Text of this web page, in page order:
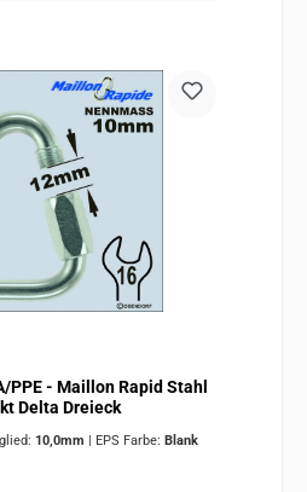
PPE - Maillon Rapid Stahl
Delta Dreieck
10,0mm | EPS Farbe: Blank